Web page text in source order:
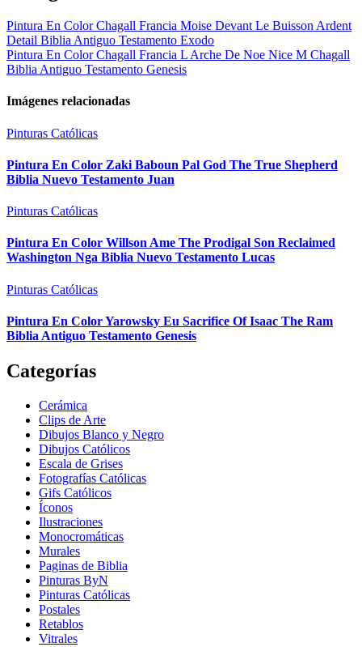
Pintura En Color Chagall Francia Moise Devant Le Buisson Ardent
Detail Biblia Antiguo Testamento Exodo
Pintura En Color Chagall Francia L Arche De Noe Nice M Chagall
Biblia Antiguo Testamento Genesis
Imágenes relacionadas
Pinturas Católicas
Pintura En Color Zaki Baboun Pal God The True Shepherd
Biblia Nuevo Testamento Juan
Pinturas Católicas
Pintura En Color Willson Ame The Prodigal Son Reclaimed
Washington Nga Biblia Nuevo Testamento Lucas
Pinturas Católicas
Pintura En Color Yarowsky Eu Sacrifice Of Isaac The Ram
Biblia Antiguo Testamento Genesis
Categorías
Cerámica
Clips de Arte
Dibujos Blanco y Negro
Dibujos Católicos
Escala de Grises
Fotografías Católicas
Gifs Católicos
Íconos
Ilustraciones
Monocromáticas
Murales
Paginas de Biblia
Pinturas ByN
Pinturas Católicas
Postales
Retablos
Vitrales